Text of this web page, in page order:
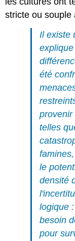
stricte ou souple
Il existe
été
provenir
telles
le
densité
logique
besoin
pour